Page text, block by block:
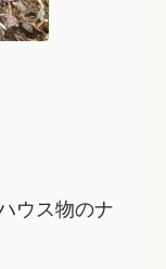
ウス物のナ